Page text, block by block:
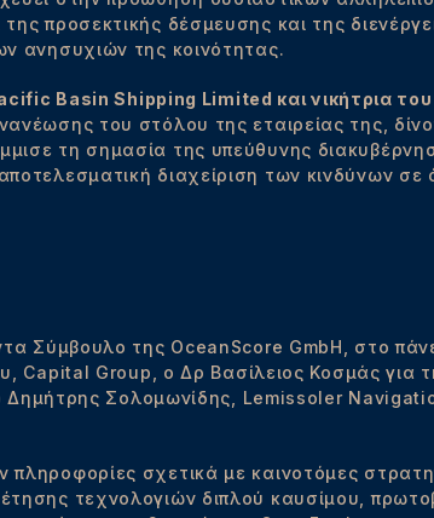
προσεκτικής δέσμευσης και της
ανησυχιών της κοινότητας.
Basin Shipping Limited και νικήτρια
του στόλου της εταιρείας της,
τη σημασία της υπεύθυνης
διαχείριση των κινδύνων σε
Σύμβουλο της OceanScore GmbH, στο
Capital Group, ο Δρ Βασίλειος Κοσμάς
Σολομωνίδης, Lemissoler
σχετικά με καινοτόμες
τεχνολογιών διπλού καυσίμου,